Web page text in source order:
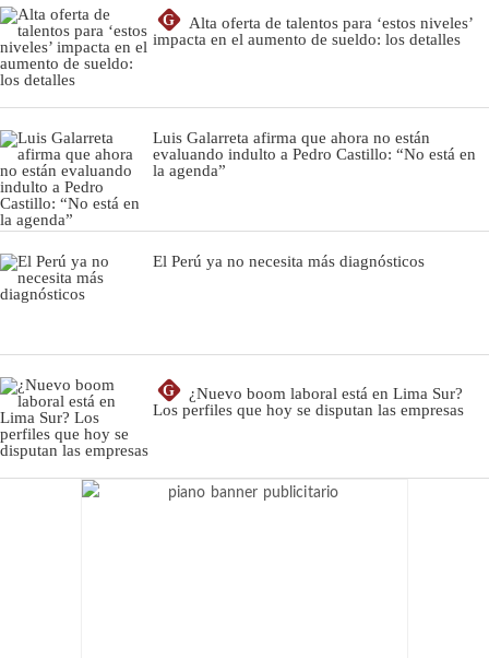
G
Alta oferta de talentos para ‘estos niveles’
impacta en el aumento de sueldo: los detalles
Luis Galarreta afirma que ahora no están
evaluando indulto a Pedro Castillo: “No está en
la agenda”
El Perú ya no necesita más diagnósticos
G
¿Nuevo boom laboral está en Lima Sur?
Los perfiles que hoy se disputan las empresas